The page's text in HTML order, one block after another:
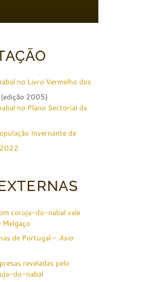
no Livro Vermelho dos
(edição 2005)
no Plano Sectorial da
Invernante de
coruja-do-nabal vale
de Portugal – Asio
reveladas pelo
do-nabal